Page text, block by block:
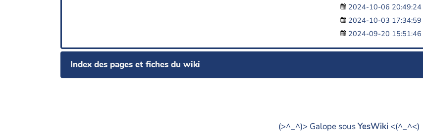
2024-10-06 20:49:24
2024-10-03 17:34:59
2024-09-20 15:51:46
Index des pages et fiches du wiki
(>^_^)> Galope sousYesWiki <(^_^<)